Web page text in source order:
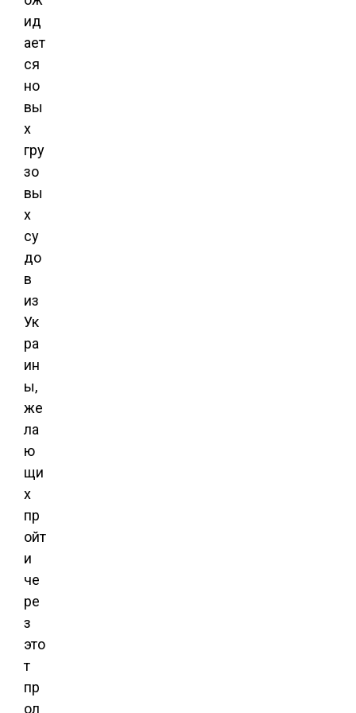
ид
ает
ся
но
вы
х
гру
зо
вы
х
су
до
в
из
Ук
ра
ин
ы,
же
ла
ю
щи
х
пр
ойт
и
че
ре
з
это
т
пр
ол